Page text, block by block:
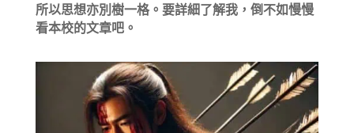
所以思想亦別樹一格。要詳細了解我，倒不如慢慢
看本校的文章吧。